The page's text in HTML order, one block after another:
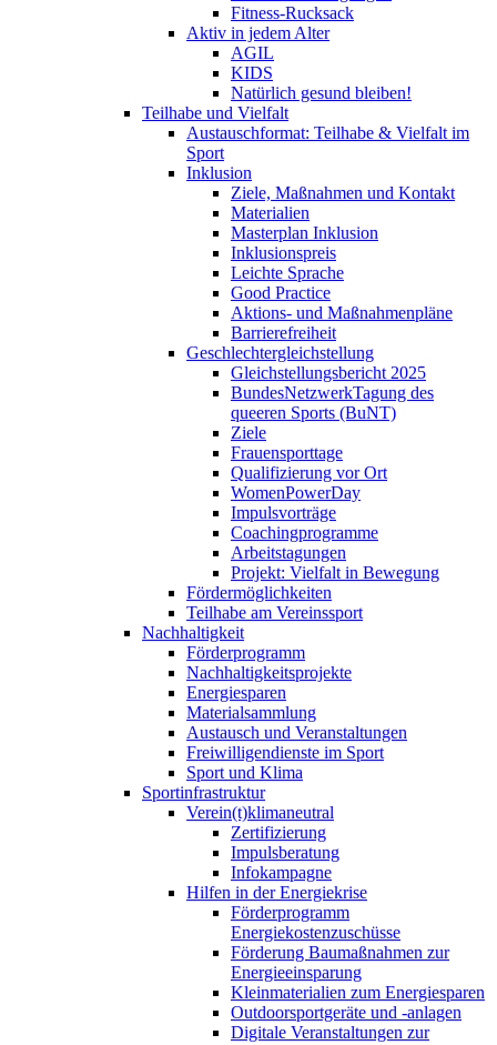
Fitness-Rucksack
Aktiv in jedem Alter
AGIL
KIDS
Natürlich gesund bleiben!
Teilhabe und Vielfalt
Austauschformat: Teilhabe & Vielfalt im
Sport
Inklusion
Ziele, Maßnahmen und Kontakt
Materialien
Masterplan Inklusion
Inklusionspreis
Leichte Sprache
Good Practice
Aktions- und Maßnahmenpläne
Barrierefreiheit
Geschlechtergleichstellung
Gleichstellungsbericht 2025
BundesNetzwerkTagung des
queeren Sports (BuNT)
Ziele
Frauensporttage
Qualifizierung vor Ort
WomenPowerDay
Impulsvorträge
Coachingprogramme
Arbeitstagungen
Projekt: Vielfalt in Bewegung
Fördermöglichkeiten
Teilhabe am Vereinssport
Nachhaltigkeit
Förderprogramm
Nachhaltigkeitsprojekte
Energiesparen
Materialsammlung
Austausch und Veranstaltungen
Freiwilligendienste im Sport
Sport und Klima
Sportinfrastruktur
Verein(t)klimaneutral
Zertifizierung
Impulsberatung
Infokampagne
Hilfen in der Energiekrise
Förderprogramm
Energiekostenzuschüsse
Förderung Baumaßnahmen zur
Energieeinsparung
Kleinmaterialien zum Energiesparen
Outdoorsportgeräte und -anlagen
Digitale Veranstaltungen zur